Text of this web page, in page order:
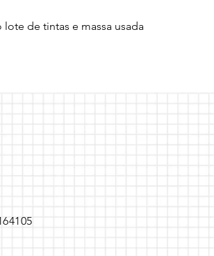
de tintas e massa usada